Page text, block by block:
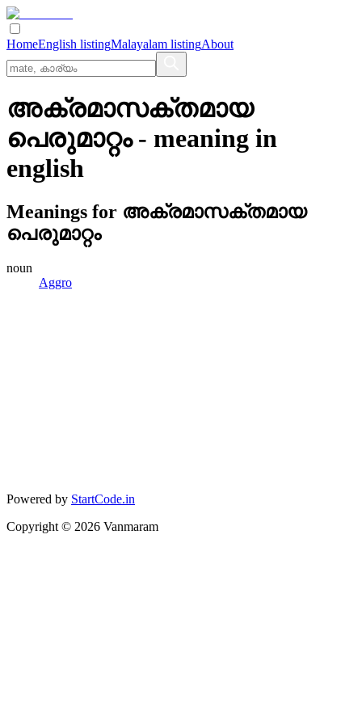
HomeEnglish listingMalayalam listingAbout
അക്രമാസക്തമായ
പെരുമാറ്റം- meaning in
english
Meanings for അക്രമാസക്തമായ
പെരുമാറ്റം
noun
Aggro
Powered by StartCode.in
Copyright © 2026 Vanmaram